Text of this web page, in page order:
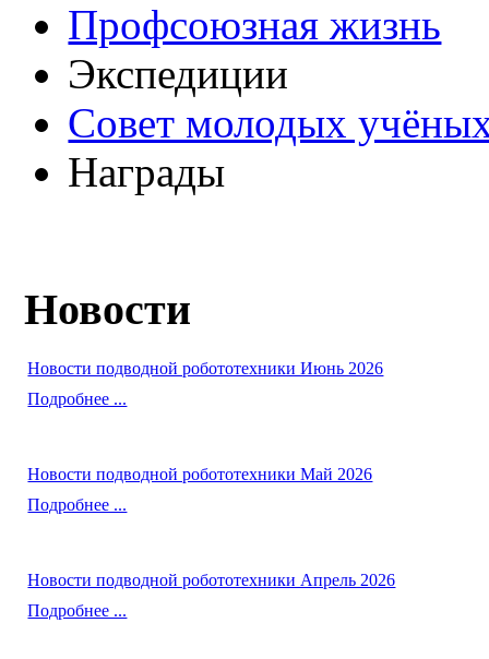
Профсоюзная жизнь
Экспедиции
Совет молодых
Награды
Новости
Новости подводной робототехники Июнь 2026
Подробнее ...
Новости подводной робототехники Май 2026
Подробнее ...
Новости подводной робототехники Апрель 2026
Подробнее ...